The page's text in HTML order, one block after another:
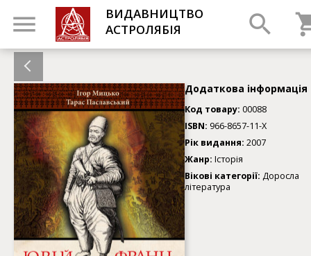
ВИДАВНИЦТВО
АСТРОЛЯБІЯ
Додаткова інформація
Код товару: 00088
ISBN: 966-8657-11-X
Рік видання: 2007
Жанр: Історія
Вікові категорії: Доросла
література